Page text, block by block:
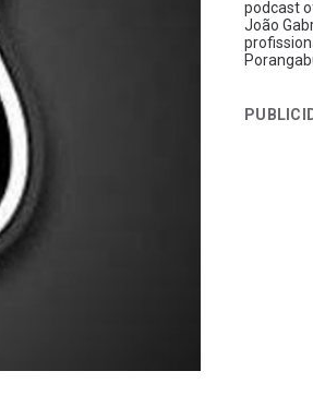
podcast
João